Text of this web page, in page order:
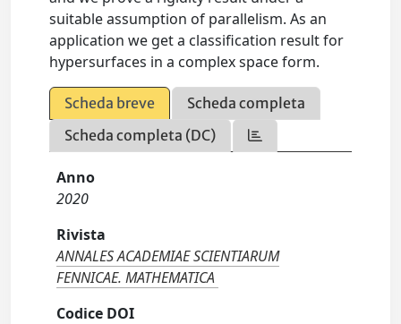
suitable assumption of parallelism. As an
application we get a classification result for
hypersurfaces in a complex space form.
Scheda breve
Scheda completa
Scheda completa (DC)
Anno
2020
Rivista
ANNALES ACADEMIAE SCIENTIARUM
FENNICAE. MATHEMATICA
Codice DOI